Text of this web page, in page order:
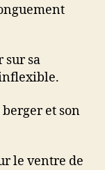
sur sa
et son
le ventre de